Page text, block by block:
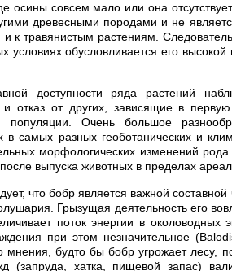
осины совсем мало или она
древесными породами и не
к травянистым растениям.
обусловливается его
доступности ряда растений
и отказ от других, зависящие в
популяции. Очень большое
в самых разных геоботанических и
морфологических изменений
выпуска животных в пределах
что бобр является важной составной
Грызущая деятельность его
поток энергии в околоводных
при этом незначительное
мнения, будто бы бобр угрожает лесу,
(запруда, хатка, пищевой запас)